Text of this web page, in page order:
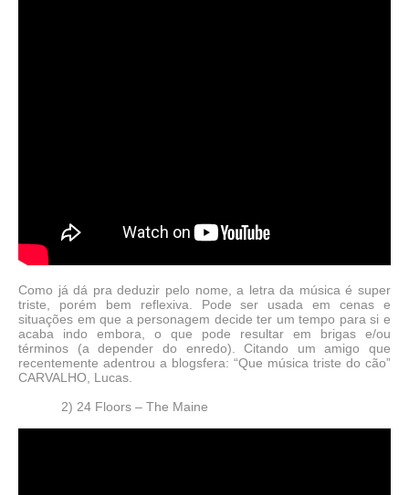
Como já dá pra deduzir pelo nome, a letra da música é super
triste, porém bem reflexiva. Pode ser usada em cenas e
situações em que a personagem decide ter um tempo para si e
acaba indo embora, o que pode resultar em brigas e/ou
términos (a depender do enredo). Citando um amigo que
recentemente adentrou a blogsfera: “Que música triste do cão”
CARVALHO, Lucas.
2) 24 Floors – The Maine